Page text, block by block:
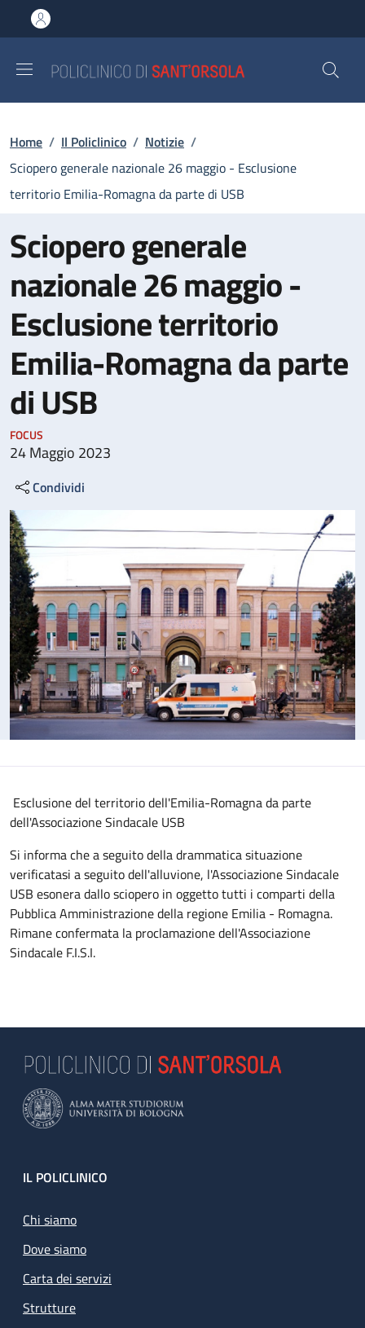
al contenuto principale
to footer content
Briciole di pane
Home / Il Policlinico / Notizie /
Sciopero generale nazionale 26 maggio - Esclusione
territorio Emilia-Romagna da parte di USB
Sciopero generale
nazionale 26 maggio -
Esclusione territorio
Emilia-Romagna da parte
di USB
FOCUS
24 Maggio 2023
Condividi
Esclusione del territorio dell'Emilia-Romagna da parte
dell'Associazione Sindacale USB
Si informa che a seguito della drammatica situazione
verificatasi a seguito dell'alluvione, l'Associazione Sindacale
USB esonera dallo sciopero in oggetto tutti i comparti della
Pubblica Amministrazione della regione Emilia - Romagna.
Rimane confermata la proclamazione dell'Associazione
Sindacale F.I.S.I.
Footer
IL POLICLINICO
Chi siamo
Dove siamo
Carta dei servizi
Strutture